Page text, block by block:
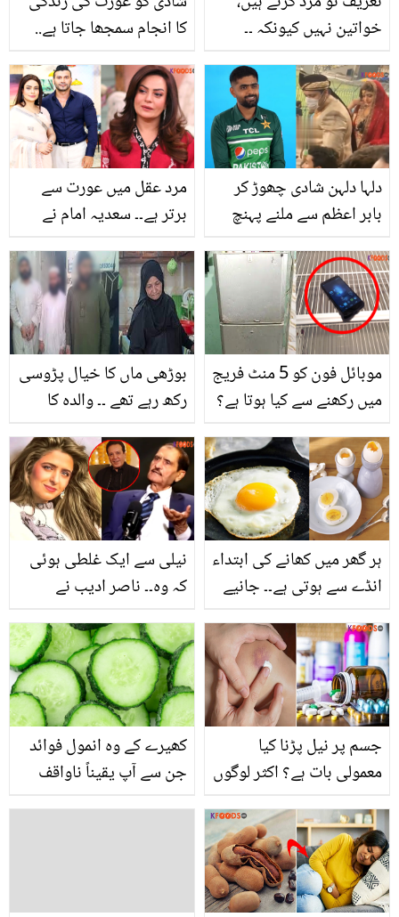
کا انجام سمجھا جاتا ہے..
چاہیئے؟ سجل علی نے دل
کی بات بتا دی
خواتین نہیں کیونکہ ۔۔
کی تعریف کرتے ہوئے کیا
کہا؟
مرد عقل میں عورت سے
برتر ہے۔۔ سعدیہ امام نے
کرنے کے لئے اپنی مثال
پیش کردی! دیکھیں
دلہا دلہن شادی چھوڑ کر
بابر اعظم سے ملنے پہنچ
شوق میں شادی ادھوری
چھوڑ کر اسٹیڈیم جانے
والے دلہا دلہن کی دلچسپ
ویڈیو
بوڑھی ماں کا خیال پڑوسی
رکھ رہے تھے ۔۔ والدہ کا
بیٹوں نے اپنی بیویوں کے
ساتھ کیا کیا؟
موبائل فون کو 5 منٹ فریج
میں رکھنے سے کیا ہوتا ہے؟
بچت کروانے والی 4 آسان
ٹپس
نیلی سے ایک غلطی ہوئی
کہ وہ۔۔ ناصر ادیب نے
متعلق کیا انکشاف کیا؟
ہر گھر میں کھانے کی ابتداء
انڈے سے ہوتی ہے۔۔ جانیے
صحت مند طریقے
کھیرے کے وہ انمول فوائد
جن سے آپ یقیناً ناواقف
جسم پر نیل پڑنا کیا
معمولی بات ہے؟ اکثر لوگوں
جسم پر نیل کیوں پڑ جاتے
ہیں؟